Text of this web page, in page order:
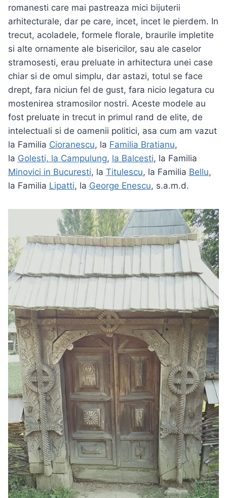
romanesti care mai pastreaza mici bijuterii
arhitecturale, dar pe care, incet, incet le pierdem. In
trecut, acoladele, formele florale, braurile impletite
si alte ornamente ale bisericilor, sau ale caselor
stramosesti, erau preluate in arhitectura unei case
chiar si de omul simplu, dar astazi, totul se face
drept, fara niciun fel de gust, fara nicio legatura cu
mostenirea stramosilor nostri. Aceste modele au
fost preluate in trecut in primul rand de elite, de
intelectuali si de oamenii politici, asa cum am vazut
la Familia Cioranescu, la Familia Bratianu,
la Golesti, la Campulung, la Balcesti, la Familia
Minovici in Bucuresti, la Titulescu, la Familia Bellu,
la Familia Lipatti, la George Enescu, s.a.m.d.